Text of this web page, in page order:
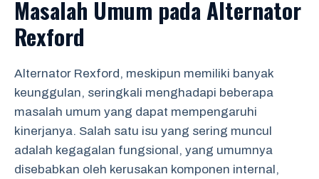
Masalah Umum pada Alternator
Rexford
Alternator Rexford, meskipun memiliki banyak
keunggulan, seringkali menghadapi beberapa
masalah umum yang dapat mempengaruhi
kinerjanya. Salah satu isu yang sering muncul
adalah kegagalan fungsional, yang umumnya
disebabkan oleh kerusakan komponen internal,